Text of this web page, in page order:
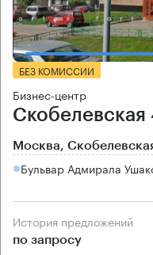
БЕЗ КОМИССИИ
Бизнес-центр
Скобелевская
Москва,
Бульвар Адмирала
История предложений
по запросу